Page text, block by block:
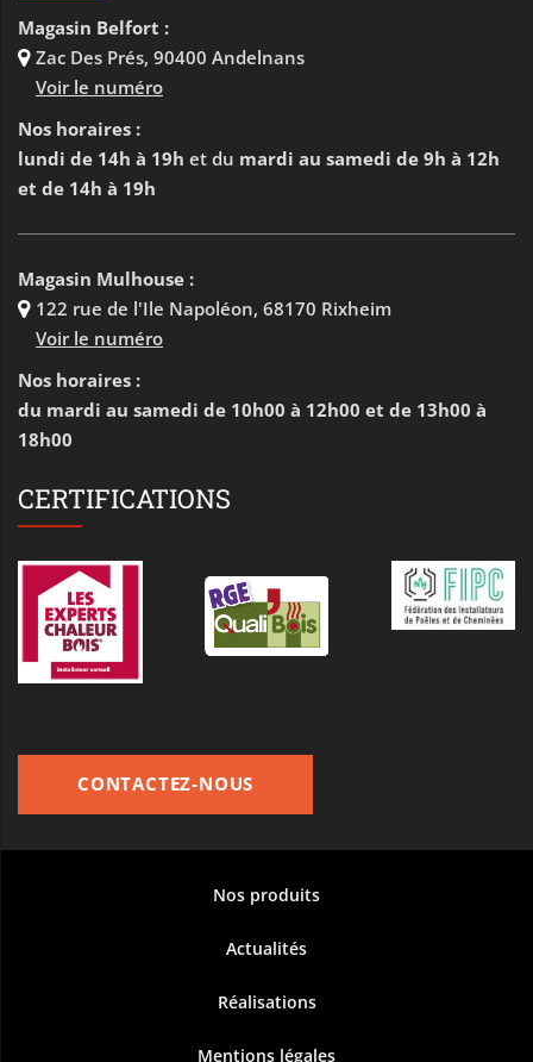
Magasin Belfort :
Zac Des Prés, 90400 Andelnans
Voir le numéro
Nos horaires :
lundi de 14h à 19h et du mardi au samedi de 9h à 12h
et de 14h à 19h
Magasin Mulhouse :
122 rue de l'Ile Napoléon, 68170 Rixheim
Voir le numéro
Nos horaires :
du mardi au samedi de 10h00 à 12h00 et de 13h00 à
18h00
CERTIFICATIONS
CONTACTEZ-NOUS
Nos produits
Actualités
Réalisations
Mentions légales